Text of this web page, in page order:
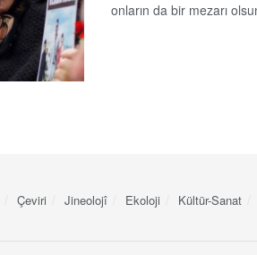
onların da bir mezarı
Çeviri Jineolojî Ekoloji Kültür-Sanat